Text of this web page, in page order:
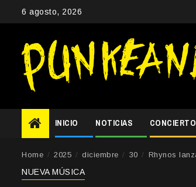
6 agosto, 2026
INICIO NOTICIAS
Home 2025 diciembre 30 Rhynos
NUEVA MÚSICA